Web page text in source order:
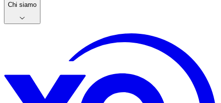
Chi siamo